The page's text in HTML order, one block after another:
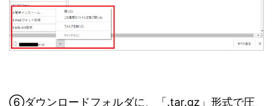
⑥ダウンロードフォルダに、「.tar.gz」形式で圧